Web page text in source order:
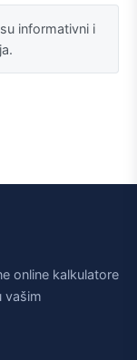
informativni i
online kalkulatore
vašim